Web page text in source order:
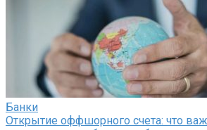
Банки
Открытие оффшорного счета: что